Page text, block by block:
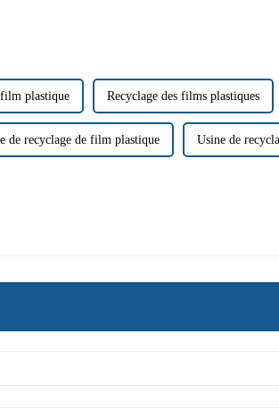
plastique Recyclage des films plastiques
de recyclage de film plastique Usine de